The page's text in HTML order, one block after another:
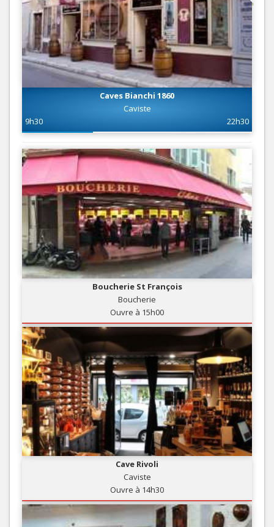
Caves Bianchi 1860
Caviste
9h30
22h30
Boucherie St François
Boucherie
Ouvre à 15h00
Cave Rivoli
Caviste
Ouvre à 14h30